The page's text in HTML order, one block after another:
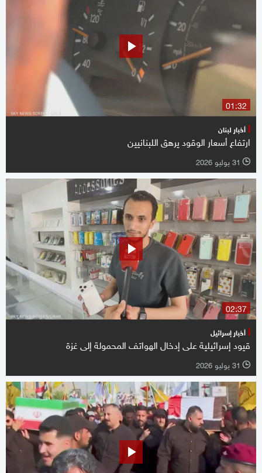
01:32
أخبار لبنان
ارتفاع أسعار الوقود يرهق اللبنانيين
l 31 يوليو 2026
02:37
أخبار إسرائيل
قيود إسرائيلية على إدخال الهواتف المحمولة إلى غزة
l 31 يوليو 2026